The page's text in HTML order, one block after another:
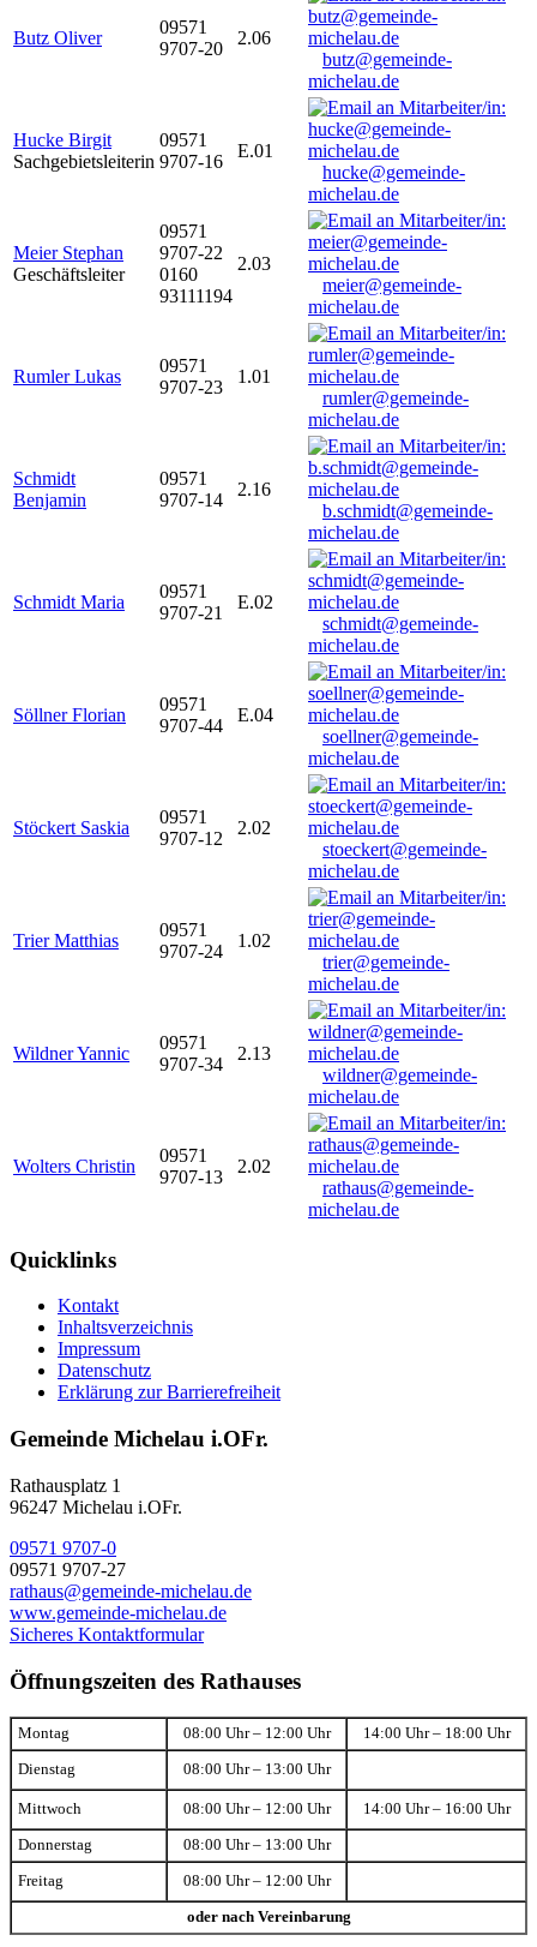
Butz Oliver
09571
9707-20
2.06
butz@gemeinde-
michelau.de
Hucke Birgit
Sachgebietsleiterin
09571
9707-16
E.01
hucke@gemeinde-
michelau.de
Meier Stephan
Geschäftsleiter
09571
9707-22
0160
93111194
2.03
meier@gemeinde-
michelau.de
Rumler Lukas
09571
9707-23
1.01
rumler@gemeinde-
michelau.de
Schmidt
Benjamin
09571
9707-14
2.16
b.schmidt@gemeinde-
michelau.de
Schmidt Maria
09571
9707-21
E.02
schmidt@gemeinde-
michelau.de
Söllner Florian
09571
9707-44
E.04
soellner@gemeinde-
michelau.de
Stöckert Saskia
09571
9707-12
2.02
stoeckert@gemeinde-
michelau.de
Trier Matthias
09571
9707-24
1.02
trier@gemeinde-
michelau.de
Wildner Yannic
09571
9707-34
2.13
wildner@gemeinde-
michelau.de
Wolters Christin
09571
9707-13
2.02
rathaus@gemeinde-
michelau.de
Quicklinks
Kontakt
Inhaltsverzeichnis
Impressum
Datenschutz
Erklärung zur Barrierefreiheit
Gemeinde Michelau i.OFr.
Rathausplatz 1
96247 Michelau i.OFr.
09571 9707-0
09571 9707-27
rathaus@gemeinde-michelau.de
www.gemeinde-michelau.de
Sicheres Kontaktformular
Öffnungszeiten des Rathauses
Montag 08:00 Uhr – 12:00 Uhr 14:00 Uhr – 18:00 Uhr
Dienstag 08:00 Uhr – 13:00 Uhr
Mittwoch 08:00 Uhr – 12:00 Uhr 14:00 Uhr – 16:00 Uhr
Donnerstag 08:00 Uhr – 13:00 Uhr
Freitag 08:00 Uhr – 12:00 Uhr
oder nach Vereinbarung